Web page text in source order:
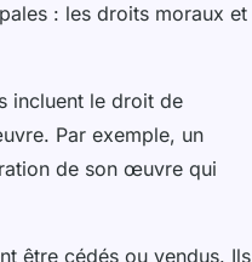
: les droits moraux et
incluent le droit de
Par exemple, un
de son œuvre qui
être cédés ou vendus. Ils